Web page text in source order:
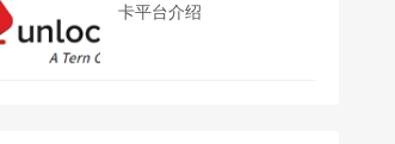
卡平台介绍